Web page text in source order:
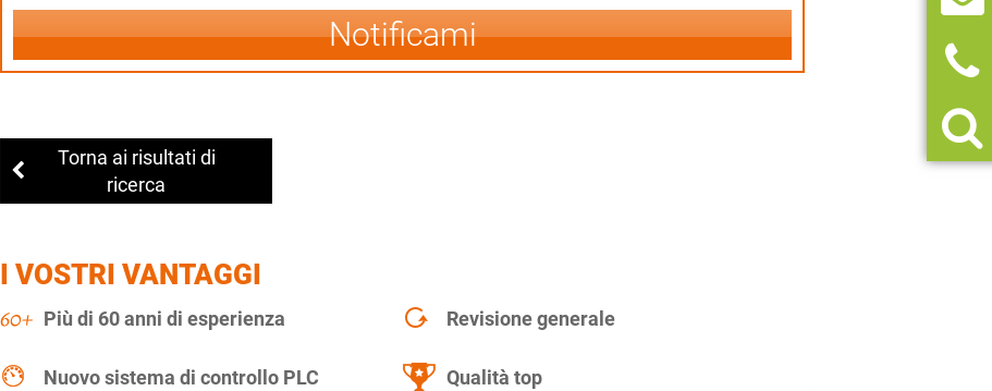
Notificami
Torna ai risultati di
ricerca
I VOSTRI VANTAGGI
Più di 60 anni di esperienza Revisione generale
Nuovo sistema di controllo PLC Qualità top